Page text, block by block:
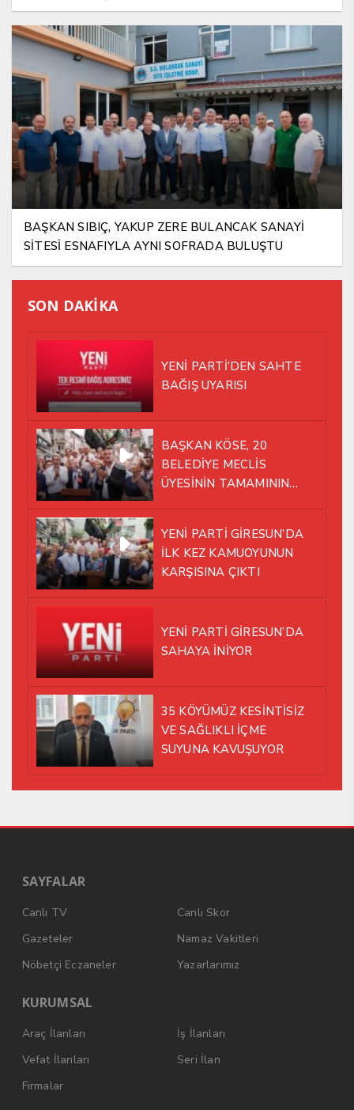
BAŞKAN SIBIÇ, YAKUP ZERE BULANCAK SANAYİ
SİTESİ ESNAFIYLA AYNI SOFRADA BULUŞTU
SON DAKİKA
YENİ PARTİ’DEN SAHTE
BAĞIŞ UYARISI
BAŞKAN KÖSE, 20
BELEDİYE MECLİS
ÜYESİNİN TAMAMININ
YÜRÜMEYE KARAR VERDİK
YENİ PARTİ GİRESUN’DA
İLK KEZ KAMUOYUNUN
KARŞISINA ÇIKTI
YENİ PARTİ GİRESUN’DA
SAHAYA İNİYOR
35 KÖYÜMÜZ KESİNTİSİZ
VE SAĞLIKLI İÇME
SUYUNA KAVUŞUYOR
SAYFALAR
Canlı TV
Canlı Skor
Gazeteler
Namaz Vakitleri
Nöbetçi Eczaneler
Yazarlarımız
KURUMSAL
Araç İlanları
İş İlanları
Vefat İlanları
Seri İlan
Firmalar